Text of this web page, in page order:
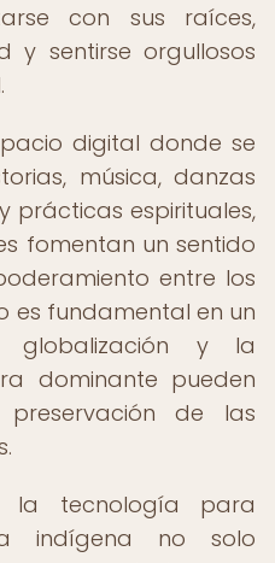
con sus raíces,
y sentirse orgullosos
digital donde se
música, danzas
prácticas espirituales,
fomentan un sentido
entre los
es fundamental en un
globalización y la
dominante pueden
de las
la tecnología para
indígena no solo